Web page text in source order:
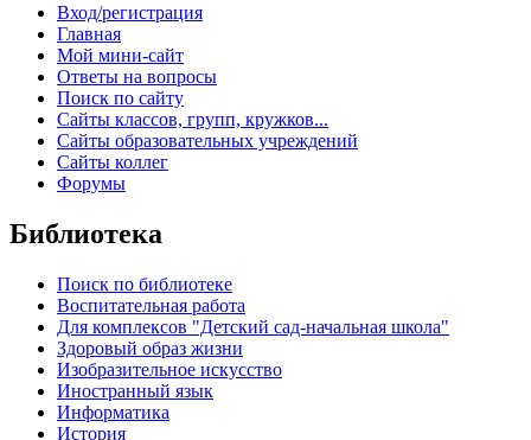
Вход/регистрация
Главная
Мой мини-сайт
Ответы на вопросы
Поиск по сайту
Сайты классов, групп, кружков...
Сайты образовательных учреждений
Сайты коллег
Форумы
Библиотека
Поиск по библиотеке
Воспитательная работа
Для комплексов "Детский сад-начальная школа"
Здоровый образ жизни
Изобразительное искусство
Иностранный язык
Информатика
История